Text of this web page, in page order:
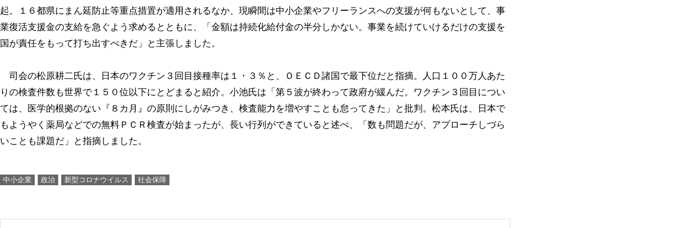
起。１６都県にまん延防止等重点措置が適用されるなか、現瞬間は中小企業やフリーランスへの支援が何もないとして、事
業復活支援金の支給を急ぐよう求めるとともに、「金額は持続化給付金の半分しかない。事業を続けていけるだけの支援を
国が責任をもって打ち出すべきだ」と主張しました。
司会の松原耕二氏は、日本のワクチン３回目接種率は１・３％と、ＯＥＣＤ諸国で最下位だと指摘。人口１００万人あた
りの検査件数も世界で１５０位以下にとどまると紹介。小池氏は「第５波が終わって政府が緩んだ。ワクチン３回目につい
ては、医学的根拠のない『８カ月』の原則にしがみつき、検査能力を増やすことも怠ってきた」と批判。松本氏は、日本で
もようやく薬局などでの無料ＰＣＲ検査が始まったが、長い行列ができていると述べ、「数も問題だが、アプローチしづら
いことも課題だ」と指摘しました。
中小企業 政治 新型コロナウイルス 社会保障